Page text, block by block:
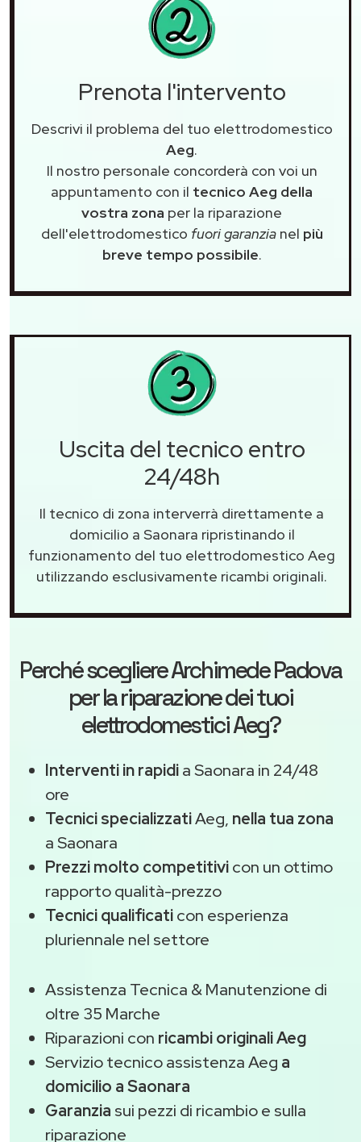
Prenota l'intervento
Descrivi il problema del tuo elettrodomestico
Aeg.
Il nostro personale concorderà con voi un
appuntamento con il tecnico Aeg della
vostra zona per la riparazione
dell'elettrodomestico fuori garanzianel più
breve tempo possibile.
Uscita del tecnico entro
24/48h
Il tecnico di zona interverrà direttamente a
domicilio a Saonara ripristinando il
funzionamento del tuo elettrodomestico Aeg
utilizzando esclusivamente ricambi originali.
Perché scegliereArchimede Padova
per la riparazione dei tuoi
elettrodomestici Aeg?
Interventi in rapidia Saonara in 24/48
ore
Tecnici specializzatiAeg, nella tua zona
a Saonara
Prezzi molto competitivicon un ottimo
rapporto qualità-prezzo
Tecnici qualificaticon esperienza
pluriennale nel settore
Assistenza Tecnica & Manutenzione di
oltre 35 Marche
Riparazioni con ricambi originali Aeg
Servizio tecnico assistenza Aeg a
domicilio a Saonara
Garanzia sui pezzi di ricambio e sulla
riparazione